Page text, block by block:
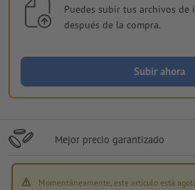
Puedes subir tus archivos de
después de la compra.
Subir ahora
Mejor precio garantizado
Momentáneamente, este artículo está